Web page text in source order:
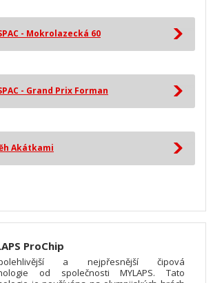
- Mokrolazecká 60
- Grand Prix Forman
Akátkami
ProChip
a nejpřesnější čipová
od společnosti MYLAPS. Tato